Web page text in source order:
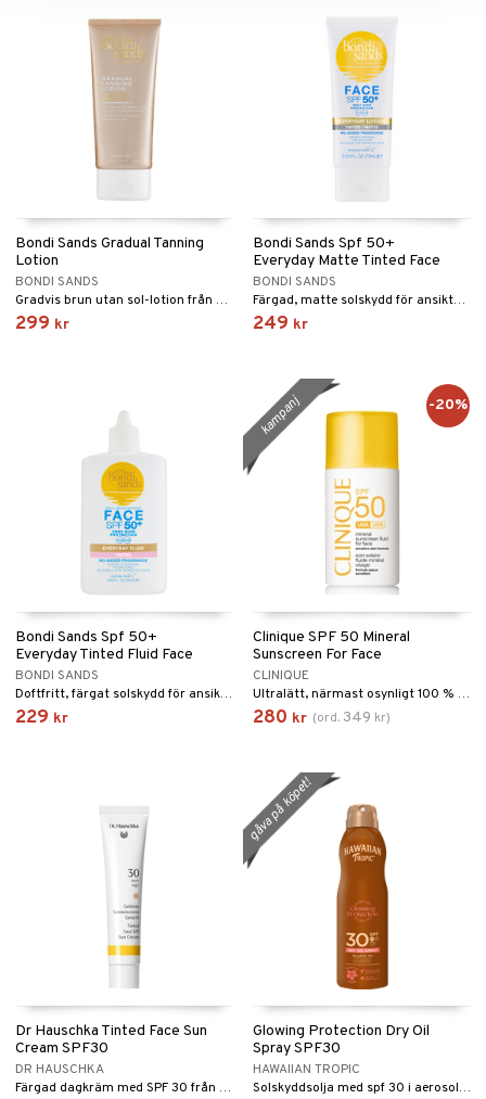
Bondi Sands Gradual Tanning
Lotion
BONDI SANDS
Gradvis brun utan sol-lotion från Bondi Sands
299 kr
Bondi Sands Spf 50+
Everyday Matte Tinted Face
BONDI SANDS
Färgad, matte solskydd för ansiktet med spf 50 från Bondi Sands
249 kr
Bondi Sands Spf 50+
Everyday Tinted Fluid Face
BONDI SANDS
Doftfritt, färgat solskydd för ansiktet med spf 50 från Bondi Sands
229 kr
Clinique SPF 50 Mineral
Sunscreen For Face
CLINIQUE
Ultralätt, närmast osynligt 100 % mineraliskt solfilter. Otroligt behaglig även för känslig hud.
280 kr (ord. 349 kr)
kampanj -20%
Dr Hauschka Tinted Face Sun
Cream SPF30
DR HAUSCHKA
Färgad dagkräm med SPF 30 från Dr Hauschka
Glowing Protection Dry Oil
Spray SPF30
HAWAIIAN TROPIC
Solskyddsolja med spf 30 i aerosolflaska från Hawaiian Tropic
gåva på köpet!